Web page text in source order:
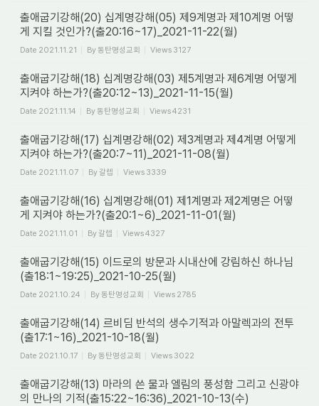
출애굽기강해(20) 십계명강해(05) 제9계명과 제10계명 어떻
게 지킬 것인가?(출20:16~17)_2021-11-22(월)
Date 2021.11.21 By동탄명성교회 Views 3127
출애굽기강해(18) 십계명강해(03) 제5계명과 제6계명 어떻게
지켜야 하는가?(출20:12~13)_2021-11-15(월)
Date 2021.11.14 By동탄명성교회 Views4231
출애굽기강해(17) 십계명강해(02) 제3계명과 제4계명 어떻게
지켜야 하는가?(출20:7~11)_2021-11-08(월)
Date 2021.11.07 By갈렙 Views 3339
출애굽기강해(16) 십계명강해(01) 제1계명과 제2계명은 어떻
게 지켜야 하는가?(출20:1~6)_2021-11-01(월)
Date 2021.11.01 By갈렙 Views4327
출애굽기강해(15) 이드로의 방문과 시내산에 강림하신 하나님
(출18:1~19:25)_2021-10-25(월)
Date 2021.10.24 By동탄명성교회 Views 2785
출애굽기강해(14) 르비딤 반석의 생수기적과 아말렉과의 전투
(출17:1~16)_2021-10-18(월)
Date 2021.10.17 By동탄명성교회 Views 3022
출애굽기강해(13) 마라의 쓴 물과 엘림의 풍성함 그리고 신광야
의 만나의 기적(출15:22~16:36)_2021-10-13(수)